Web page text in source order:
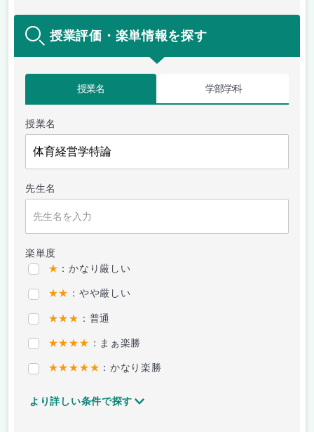
授業評価・楽単情報を探す
授業名 学部学科
授業名
先生名
楽単度
★ ：かなり厳しい
★★ ：やや厳しい
★★★ ：普通
★★★★ ：まぁ楽勝
★★★★★ ：かなり楽勝
より詳しい条件で探す